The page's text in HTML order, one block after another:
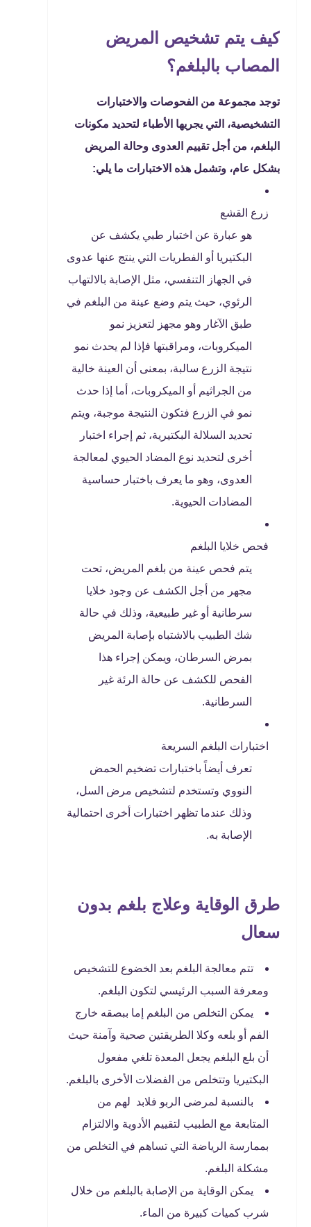
كيف يتم تشخيص المريض
المصاب بالبلغم؟
توجد مجموعة من الفحوصات والاختبارات
التشخيصية، التي يجريها الأطباء لتحديد مكونات
البلغم، من أجل تقييم العدوى وحالة المريض
بشكل عام، وتشمل هذه الاختبارات ما يلي:
زرع القشع
هو عبارة عن اختبار طبي يكشف عن
البكتيريا أو الفطريات التي ينتج عنها عدوى
في الجهاز التنفسي، مثل الإصابة بالالتهاب
الرئوي، حيث يتم وضع عينة من البلغم في
طبق الآغار وهو مجهز لتعزيز نمو
الميكروبات، ومراقبتها فإذا لم يحدث نمو
نتيجة الزرع سالبة، بمعنى أن العينة خالية
من الجراثيم أو الميكروبات، أما إذا حدث
نمو في الزرع فتكون النتيجة موجبة، ويتم
تحديد السلالة البكتيرية، ثم إجراء اختبار
أخرى لتحديد نوع المضاد الحيوي لمعالجة
العدوى، وهو ما يعرف باختبار حساسية
المضادات الحيوية.
فحص خلايا البلغم
يتم فحص عينة من بلغم المريض، تحت
مجهر من أجل الكشف عن وجود خلايا
سرطانية أو غير طبيعية، وذلك في حالة
شك الطبيب بالاشتباه بإصابة المريض
بمرض السرطان، ويمكن إجراء هذا
الفحص للكشف عن حالة الرئة غير
السرطانية.
اختبارات البلغم السريعة
تعرف أيضاً باختبارات تضخيم الحمض
النووي وتستخدم لتشخيص مرض السل،
وذلك عندما تظهر اختبارات أخرى احتمالية
الإصابة به.
طرق الوقاية وعلاج بلغم بدون
سعال
تتم معالجة البلغم بعد الخضوع للتشخيص
ومعرفة السبب الرئيسي لتكون البلغم.
يمكن التخلص من البلغم إما ببصقه خارج
الفم أو بلعه وكلا الطريقتين صحية وآمنة حيث
أن بلع البلغم يجعل المعدة تلغي مفعول
البكتيريا وتتخلص من الفضلات الأخرى بالبلغم.
بالنسبة لمرضى الربو فلابد لهم من
المتابعة مع الطبيب لتقييم الأدوية والالتزام
بممارسة الرياضة التي تساهم في التخلص من
مشكلة البلغم.
يمكن الوقاية من الإصابة بالبلغم من خلال
شرب كميات كبيرة من الماء.